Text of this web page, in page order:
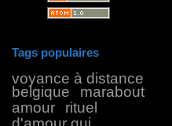
Tags populaires
voyance à distance
belgique
marabout
amour
rituel